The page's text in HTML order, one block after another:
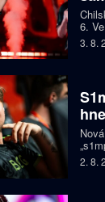
6.
3. 8.
když
2. 8.